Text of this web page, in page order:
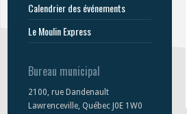
Calendrier des événements
Le Moulin Express
Bureau municipal
2100, rue Dandenault
Lawrenceville, Québec J0E 1W0